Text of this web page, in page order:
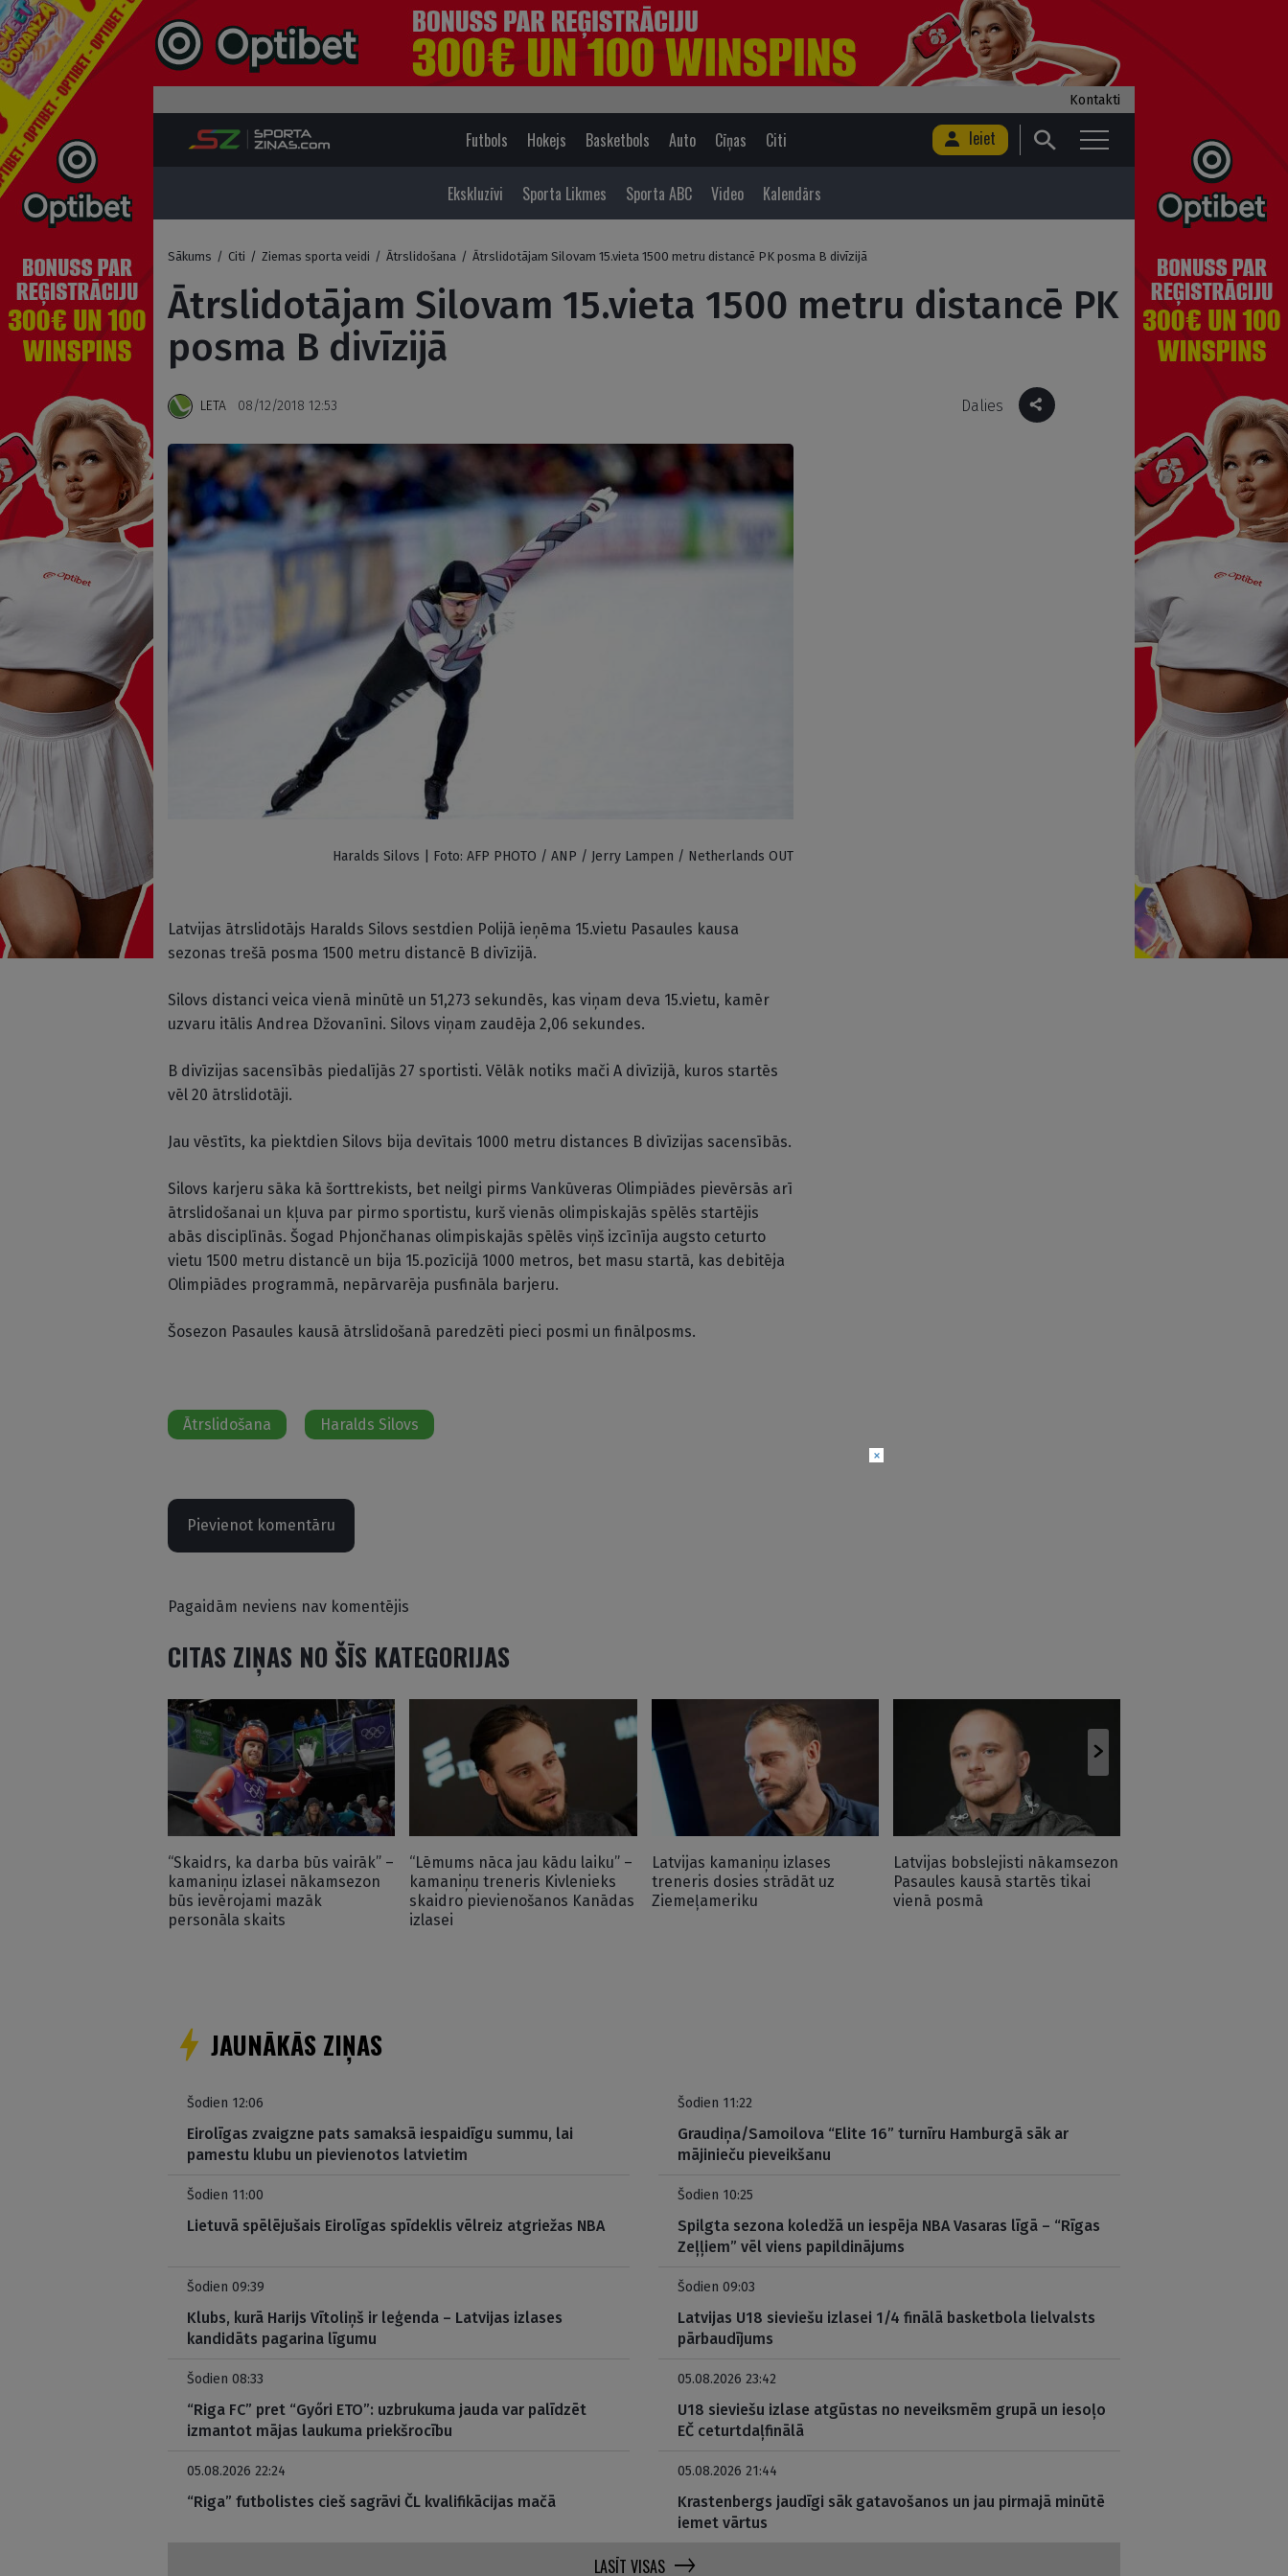
Kontakti
Futbols Hokejs Basketbols Auto Cīņas Citi Ieiet
Ekskluzīvi Sporta Likmes Sporta ABC Video Kalendārs
Sākums / Citi / Ziemas sporta veidi / Ātrslidošana / Ātrslidotājam Silovam 15.vieta 1500 metru distancē PK posma B divīzijā
Ātrslidotājam Silovam 15.vieta 1500 metru distancē PK
posma B divīzijā
LETA 08/12/2018 12:53 Dalies
Haralds Silovs | Foto: AFP PHOTO / ANP / Jerry Lampen / Netherlands OUT
Latvijas ātrslidotājs Haralds Silovs sestdien Polijā ieņēma 15.vietu Pasaules kausa
sezonas trešā posma 1500 metru distancē B divīzijā.
Silovs distanci veica vienā minūtē un 51,273 sekundēs, kas viņam deva 15.vietu, kamēr
uzvaru itālis Andrea Džovanīni. Silovs viņam zaudēja 2,06 sekundes.
B divīzijas sacensībās piedalījās 27 sportisti. Vēlāk notiks mači A divīzijā, kuros startēs
vēl 20 ātrslidotāji.
Jau vēstīts, ka piektdien Silovs bija devītais 1000 metru distances B divīzijas sacensībās.
Silovs karjeru sāka kā šorttrekists, bet neilgi pirms Vankūveras Olimpiādes pievērsās arī
ātrslidošanai un kļuva par pirmo sportistu, kurš vienās olimpiskajās spēlēs startējis
abās disciplīnās. Šogad Phjončhanas olimpiskajās spēlēs viņš izcīnīja augsto ceturto
vietu 1500 metru distancē un bija 15.pozīcijā 1000 metros, bet masu startā, kas debitēja
Olimpiādes programmā, nepārvarēja pusfināla barjeru.
Šosezon Pasaules kausā ātrslidošanā paredzēti pieci posmi un finālposms.
Ātrslidošana Haralds Silovs
Pievienot komentāru
Pagaidām neviens nav komentējis
CITAS ZIŅAS NO ŠĪS KATEGORIJAS
“Skaidrs, ka darba būs vairāk” –
kamaniņu izlasei nākamsezon
būs ievērojami mazāk
personāla skaits
“Lēmums nāca jau kādu laiku” –
kamaniņu treneris Kivlenieks
skaidro pievienošanos Kanādas
izlasei
Latvijas kamaniņu izlases
treneris dosies strādāt uz
Ziemeļameriku
Latvijas bobslejisti nākamsezon
Pasaules kausā startēs tikai
vienā posmā
JAUNĀKĀS ZIŅAS
Šodien 12:06
Eirolīgas zvaigzne pats samaksā iespaidīgu summu, lai
pamestu klubu un pievienotos latvietim
Šodien 11:22
Graudiņa/Samoilova “Elite 16” turnīru Hamburgā sāk ar
mājinieču pieveikšanu
Šodien 11:00
Lietuvā spēlējušais Eirolīgas spīdeklis vēlreiz atgriežas NBA
Šodien 10:25
Spilgta sezona koledžā un iespēja NBA Vasaras līgā – “Rīgas
Zeļļiem” vēl viens papildinājums
Šodien 09:39
Klubs, kurā Harijs Vītoliņš ir leģenda – Latvijas izlases
kandidāts pagarina līgumu
Šodien 09:03
Latvijas U18 sieviešu izlasei 1/4 finālā basketbola lielvalsts
pārbaudījums
Šodien 08:33
“Riga FC” pret “Győri ETO”: uzbrukuma jauda var palīdzēt
izmantot mājas laukuma priekšrocību
05.08.2026 23:42
U18 sieviešu izlase atgūstas no neveiksmēm grupā un iesoļo
EČ ceturtdaļfinālā
05.08.2026 22:24
“Riga” futbolistes cieš sagrāvi ČL kvalifikācijas mačā
05.08.2026 21:44
Krastenbergs jaudīgi sāk gatavošanos un jau pirmajā minūtē
iemet vārtus
LASĪT VISAS